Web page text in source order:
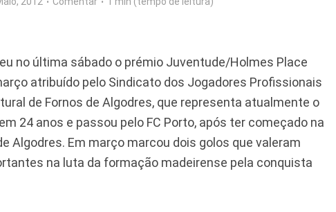
no última sábado o prémio Juventude/Holmes Place
atribuído pelo Sindicato dos Jogadores Profissionais
de Fornos de Algodres, que representa atualmente o
24 anos e passou pelo FC Porto, após ter começado na
Algodres. Em março marcou dois golos que valeram
na luta da formação madeirense pela conquista